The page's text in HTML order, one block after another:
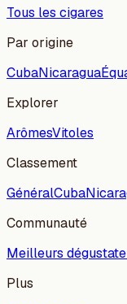
Tous les cigares
Par origine
CubaNicaragua
Explorer
ArômesVitoles
Classement
GénéralCuba
Communauté
Meilleurs
Plus